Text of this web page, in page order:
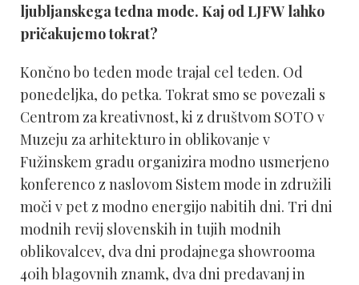
ljubljanskega tedna mode. Kaj od LJFW lahko
pričakujemo tokrat?
Končno bo teden mode trajal cel teden. Od
ponedeljka, do petka. Tokrat smo se povezali s
Centrom za kreativnost, ki z društvom SOTO v
Muzeju za arhitekturo in oblikovanje v
Fužinskem gradu organizira modno usmerjeno
konferenco z naslovom Sistem mode in združili
moči v pet z modno energijo nabitih dni. Tri dni
modnih revij slovenskih in tujih modnih
oblikovalcev, dva dni prodajnega showrooma
40ih blagovnih znamk, dva dni predavanj in